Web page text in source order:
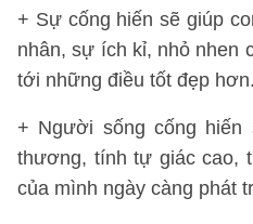
+ Sự cống hiến sẽ giúp
nhân, sự ích kỉ, nhỏ nhen
tới những điều tốt đẹp hơn.
+ Người sống cống
thương, tính tự giác cao,
của mình ngày càng phát